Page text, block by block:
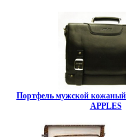
Портфель мужской кожаный
APPLES